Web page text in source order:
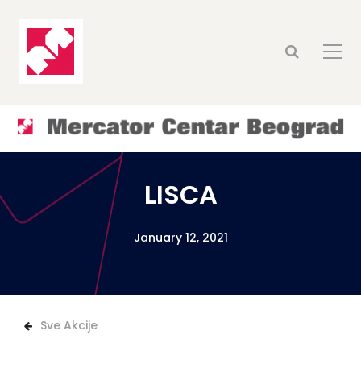
LISCA
January 12, 2021
Sve Akcije